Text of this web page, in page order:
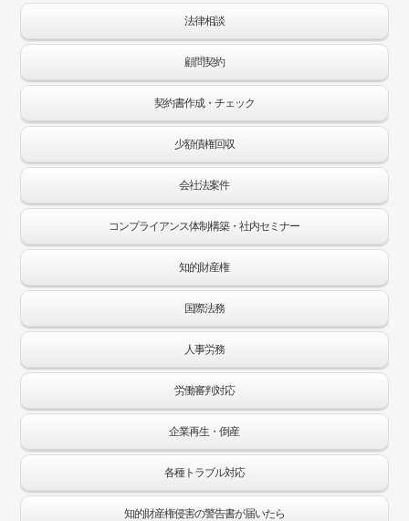
法律相談
顧問契約
契約書作成・チェック
少額債権回収
会社法案件
コンプライアンス体制構築・社内セミナー
知的財産権
国際法務
人事労務
労働審判対応
企業再生・倒産
各種トラブル対応
知的財産権侵害の警告書が届いたら